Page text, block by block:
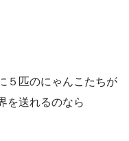
５匹のにゃんこたちが
を送れるのなら